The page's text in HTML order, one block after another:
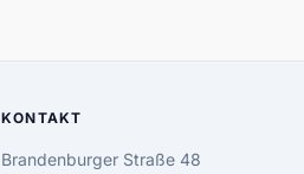
KONTAKT
Brandenburger Straße 48